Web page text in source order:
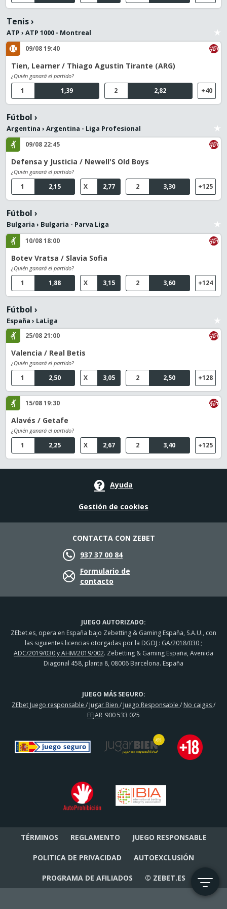
Tenis›
ATP › ATP 1000 - Montreal
09/08 19:40
Tien, Learner / Thiago Agustin Tirante (ARG)
¿Quién ganará el partido?
1,39
1 2,82
2 +40
Fútbol ›
Argentina › Argentina - Liga Profesional
09/08 22:45
Defensa y Justicia / Newell'S Old Boys
¿Quién ganará el partido?
2,15
1 2,77
X 3,30
2 +125
Fútbol ›
Bulgaria › Bulgaria - Parva Liga
10/08 18:00
Botev Vratsa / Slavia Sofia
¿Quién ganará el partido?
1,88
1 3,15
X 3,60
2 +124
Fútbol ›
España › LaLiga
25/08 21:00
Valencia / Real Betis
¿Quién ganará el partido?
2,50
1 3,05
X 2,50
2 +128
15/08 19:30
Alavés / Getafe
¿Quién ganará el partido?
2,25
1 2,67
X 3,40
2 +125
JUEGO AUTORIZADO:
ZEbet.es, opera en España bajo Zebetting & Gaming España, S.A.U., con
las siguientes licencias otorgadas por la DGOJ : GA/2018/030 ;
ADC/2019/030 y AHM/2019/002. Zebetting & Gaming España, Avenida
Diagonal 458, planta 8, 08006 Barcelona. España
JUEGO MÁS SEGURO:
ZEbet Juego responsable / Jugar Bien / Juego Responsable / No caigas/
FEJAR 900 533 025
Ayuda
Gestión de cookies
CONTACTA CON ZEBET
937 37 00 84
Formulario de
contacto
TÉRMINOS REGLAMENTO JUEGO RESPONSABLE
POLITICA DE PRIVACIDAD AUTOEXCLUSIÓN
PROGRAMA DE AFILIADOS © ZEBET.ES